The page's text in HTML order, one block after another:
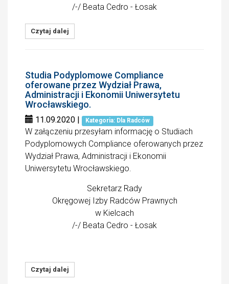
/-/ Beata Cedro - Łosak
Czytaj dalej
Studia Podyplomowe Compliance
oferowane przez Wydział Prawa,
Administracji i Ekonomii Uniwersytetu
Wrocławskiego.
11.09.2020 | Kategoria: Dla Radców
W załączeniu przesyłam informację o Studiach
Podyplomowych Compliance oferowanych przez
Wydział Prawa, Administracji i Ekonomii
Uniwersytetu Wrocławskiego.
Sekretarz Rady
Okręgowej Izby Radców Prawnych
w Kielcach
/-/ Beata Cedro - Łosak
Czytaj dalej